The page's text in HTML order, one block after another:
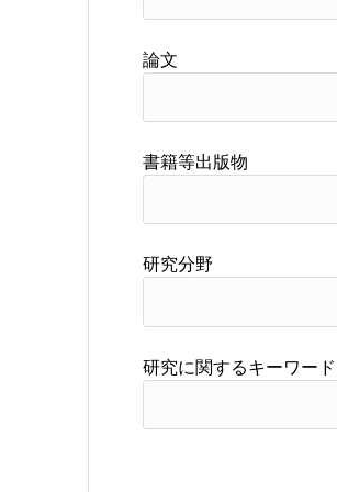
論文
書籍等出版物
研究分野
研究に関するキーワード